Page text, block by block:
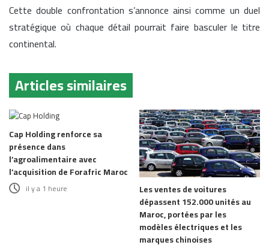
Cette double confrontation s’annonce ainsi comme un duel
stratégique où chaque détail pourrait faire basculer le titre
continental.
Articles similaires
Cap Holding renforce sa
présence dans
l’agroalimentaire avec
l’acquisition de Forafric Maroc
il y a 1 heure
Les ventes de voitures
dépassent 152.000 unités au
Maroc, portées par les
modèles électriques et les
marques chinoises